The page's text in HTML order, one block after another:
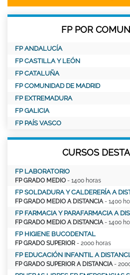
FP POR
FP ANDALUCÍA
FP CASTILLA Y LEÓN
FP CATALUÑA
FP COMUNIDAD DE MADRID
FP EXTREMADURA
FP GALICIA
FP PAÍS VASCO
CURSOS
FP LABORATORIO
FP GRADO MEDIO - 1400 horas
FP SOLDADURA Y CALDERERÍA A
FP GRADO MEDIO A DISTANCIA - 1400
FP FARMACIA Y PARAFARMACIA A
FP GRADO MEDIO A DISTANCIA - 1400
FP HIGIENE BUCODENTAL
FP GRADO SUPERIOR - 2000 horas
FP EDUCACIÓN INFANTIL A
FP GRADO SUPERIOR A DISTANCIA -